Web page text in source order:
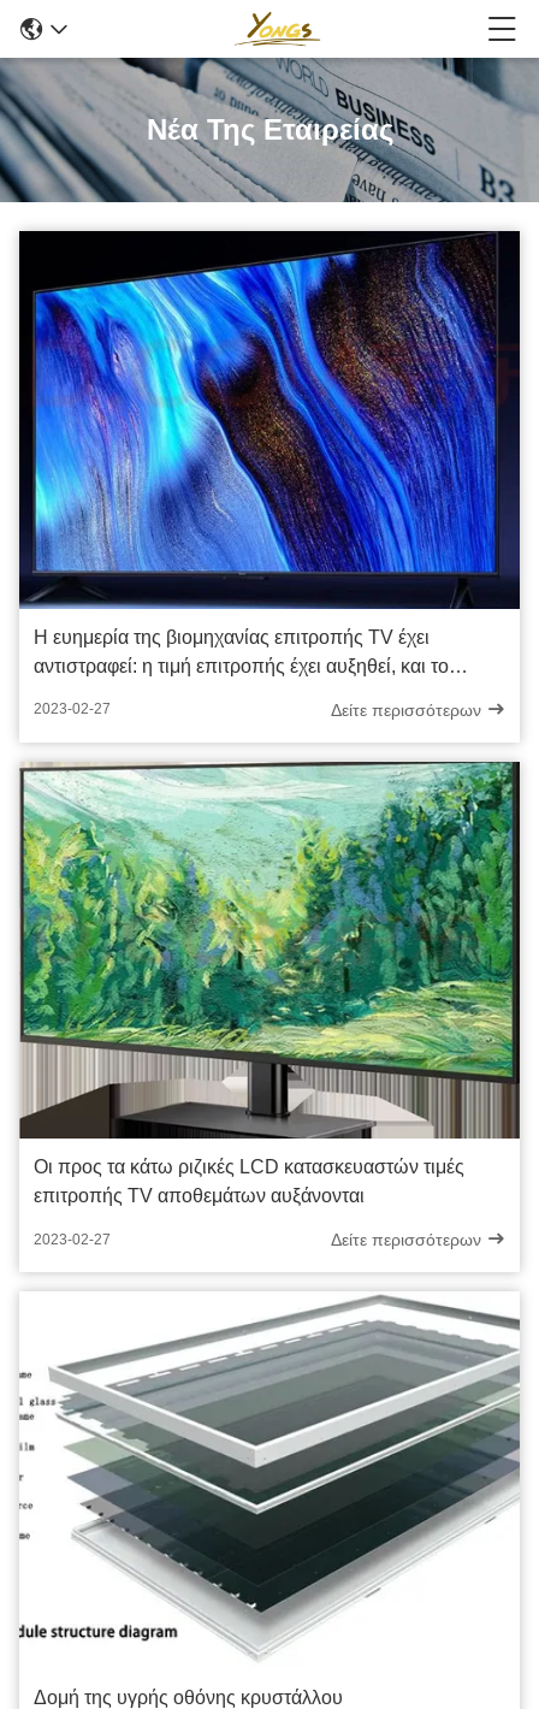
Νέα Της Εταιρείας
Η ευημερία της βιομηχανίας επιτροπής TV έχει
αντιστραφεί: η τιμή επιτροπής έχει αυξηθεί, και το
των πωλήσεων. Πολλά όργανα είναι αισιόδοξα
2023-02-27 Δείτε περισσότερων
Οι προς τα κάτω ριζικές LCD κατασκευαστών τιμές
επιτροπής TV αποθεμάτων αυξάνονται
2023-02-27 Δείτε περισσότερων
Δομή της υγρής οθόνης κρυστάλλου